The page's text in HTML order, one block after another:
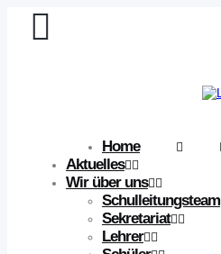
Home
Aktuelles
Wir über uns
Schulleitungsteam
Sekretariat
Lehrer